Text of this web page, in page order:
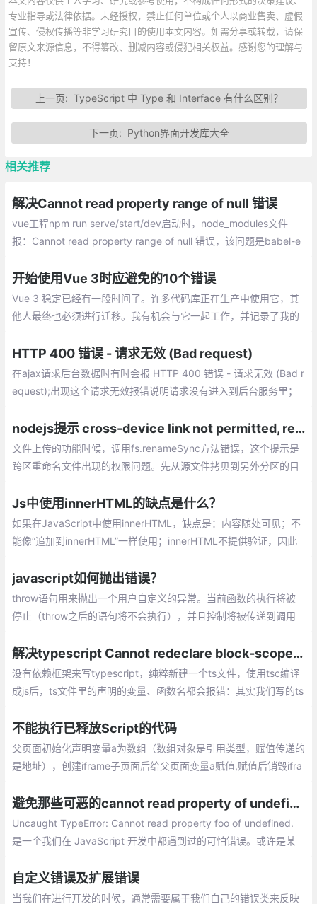
专业指导或法律依据。未经授权，禁止任何单位或个人以商业售卖、虚假
宣传、侵权传播等非学习研究目的使用本文内容。如需分享或转载，请保
留原文来源信息，不得篡改、删减内容或侵犯相关权益。感谢您的理解与
支持！
上一页: TypeScript 中 Type 和 Interface 有什么区别？
下一页: Python界面开发库大全
相关推荐
解决Cannot read property range of null 错误
vue工程npm run serve/start/dev启动时，node_modules文件
报：Cannot read property range of null 错误，该问题是babel-e
开始使用Vue 3时应避免的10个错误
Vue 3 稳定已经有一段时间了。许多代码库正在生产中使用它，其
他人最终也必须进行迁移。我有机会与它一起工作，并记录了我的
HTTP 400 错误 - 请求无效 (Bad request)
在ajax请求后台数据时有时会报 HTTP 400 错误 - 请求无效 (Bad r
equest);出现这个请求无效报错说明请求没有进入到后台服务里；
一致
nodejs提示 cross-device link not permitted, rename 错误解决方法
文件上传的功能时候，调用fs.renameSync方法错误，这个提示是
跨区重命名文件出现的权限问题。先从源文件拷贝到另外分区的目
Js中使用innerHTML的缺点是什么？
如果在JavaScript中使用innerHTML，缺点是：内容随处可见；不
能像“追加到innerHTML”一样使用；innerHTML不提供验证，因此
javascript如何抛出错误？
throw语句用来抛出一个用户自定义的异常。当前函数的执行将被
停止（throw之后的语句将不会执行），并且控制将被传递到调用
会终止。
解决typescript Cannot redeclare block-scoped variable
没有依赖框架来写typescript，纯粹新建一个ts文件，使用tsc编译
成js后，ts文件里的声明的变量、函数名都会报错：其实我们写的ts
都放在了全局作用域
不能执行已释放Script的代码
父页面初始化声明变量a为数组（数组对象是引用类型，赋值传递的
是地址），创建iframe子页面后给父页面变量a赋值,赋值后销毁ifra
执行已释放Script的代码’。
避免那些可恶的cannot read property of undefined 错误
Uncaught TypeError: Cannot read property foo of undefined.
是一个我们在 JavaScript 开发中都遇到过的可怕错误。或许是某
如此的普遍而广泛以至于我们无法判断
自定义错误及扩展错误
当我们在进行开发的时候，通常需要属于我们自己的错误类来反映